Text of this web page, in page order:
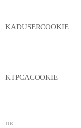
KADUSERCOOKIE
KTPCACOOKIE
mc